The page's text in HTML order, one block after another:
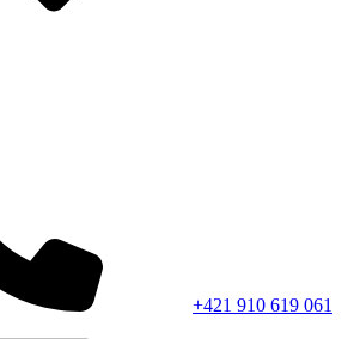
+421 910 619 061